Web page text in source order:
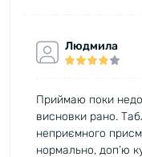
Людмила
Приймаю поки
висновки рано.
неприємного
нормально, доп’ю